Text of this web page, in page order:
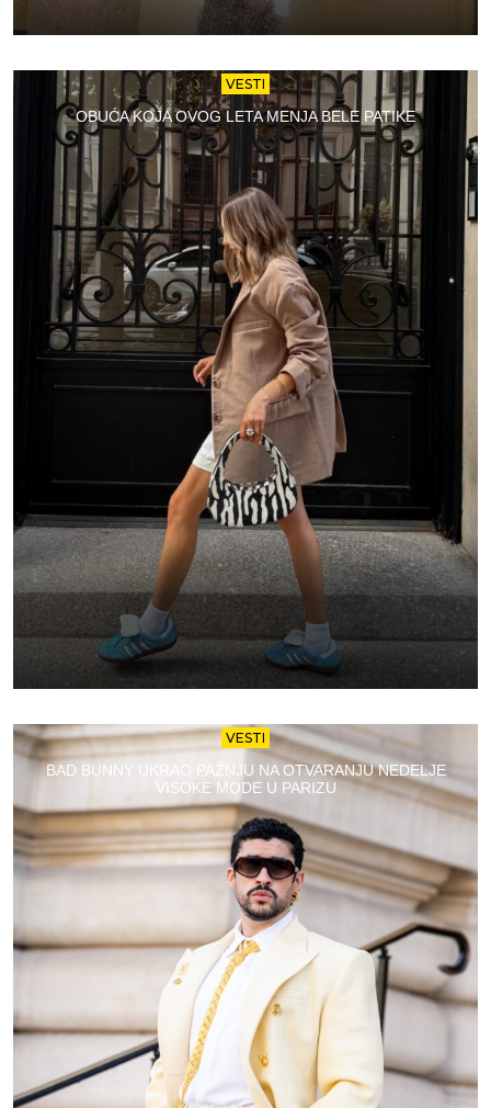
VESTI
OBUĆA KOJA OVOG LETA MENJA BELE PATIKE
VESTI
BAD BUNNY UKRAO PAŽNJU NA OTVARANJU NEDELJE
VISOKE MODE U PARIZU